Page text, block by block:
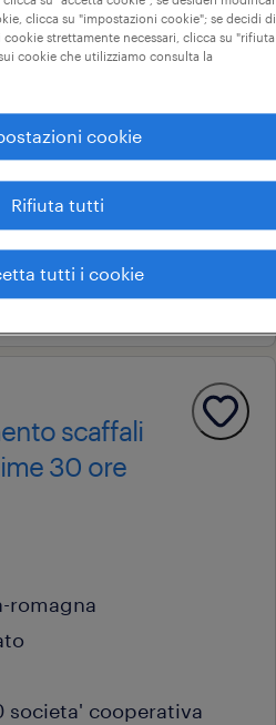
formazione
27 al 29 luglio
scaffali
30 ore
romagna
societa' cooperativa
clicca su "impostazioni cookie"; se decidi di
strettamente necessari, clicca su "rifiuta
cookie che utilizziamo consulta la
cookie
Rifiuta tutti
tutti i cookie